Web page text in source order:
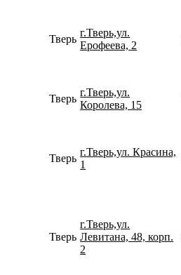
Тверь
г.Тверь,ул.
Ерофеева, 2
Тверь
г.Тверь,ул.
Королева, 15
Тверь
г.Тверь,ул. Красина,
1
Тверь
г.Тверь,ул.
Левитана, 48, корп.
2